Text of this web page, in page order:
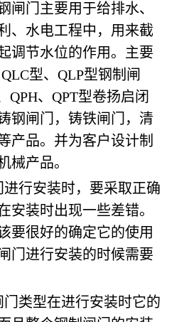
闸门主要用于给排水、
、水电工程中，用来截
调节水位的作用。主要
型、QLP型钢制闸
QPH、QPT型卷扬启闭
钢闸门，铸铁闸门，清
产品。并为客户设计制
械产品。
行安装时，要采取正确
安装时出现一些差错。
要很好的确定它的使用
门进行安装的时候需要
类型在进行安装时它的